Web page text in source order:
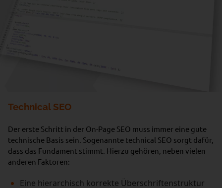
Technical SEO
Der erste Schritt in der On-Page SEO muss immer eine gute
technische Basis sein. Sogenannte technical SEO sorgt dafür,
dass das Fundament stimmt. Hierzu gehören, neben vielen
anderen Faktoren:
Eine hierarchisch korrekte Überschriftenstruktur